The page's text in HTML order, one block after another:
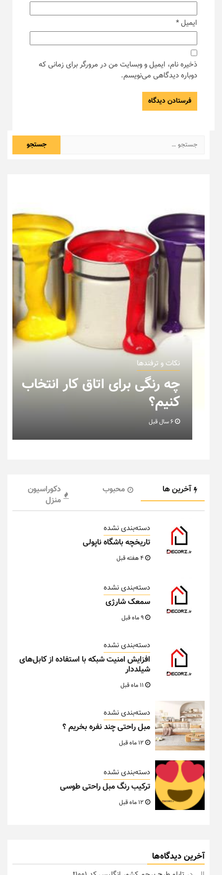
ایمیل*
ذخیره نام، ایمیل و وبسایت من در مرورگر برای زمانی که
دوباره دیدگاهی می‌نویسم.
جستجو
برای:
کار انتخاب
نکاتی که باید به
خانه عروس
آخرین ها محبوب
دکوراسیون
منزل
دسته‌بندی نشده
تاریخچه باشگاه ناپولی
دسته‌بندی نشده
سمعک شارژی
دسته‌بندی نشده
افزایش امنیت شبکه با استفاده از کابل‌های
شیلددار
دسته‌بندی نشده
مبل راحتی چند نفره بخریم ؟
دسته‌بندی نشده
ترکیب رنگ مبل راحتی طوسی
آخرین دیدگاه‌ها